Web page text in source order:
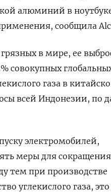
алюминий в
сообщила
в мире, ее
совокупных
газа в
всей Индонезии, по
электромобилей,
меры для сокращения
тем при производстве
углекислого газа,